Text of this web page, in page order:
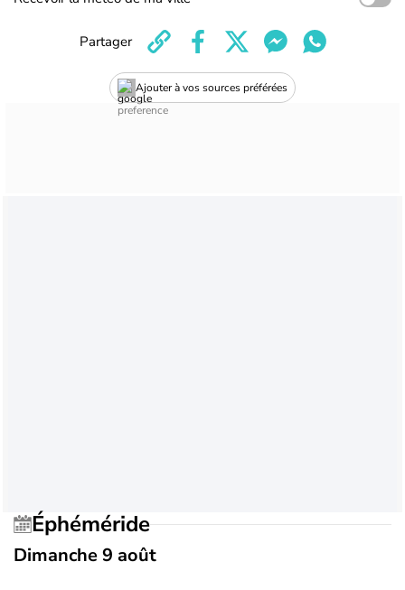
Ajouter à vos sources préférées
Partager
Éphéméride
Dimanche 9 août